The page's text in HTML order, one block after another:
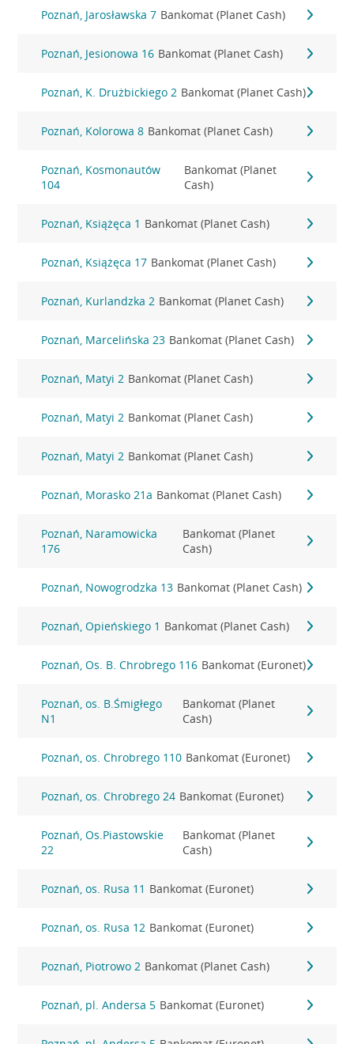
Poznań, Jarosławska 7 Bankomat (Planet Cash)
Poznań, Jesionowa 16 Bankomat (Planet Cash)
Poznań, K. Drużbickiego 2 Bankomat (Planet Cash)
Poznań, Kolorowa 8 Bankomat (Planet Cash)
Poznań, Kosmonautów
104
Bankomat (Planet
Cash)
Poznań, Książęca 1 Bankomat (Planet Cash)
Poznań, Książęca 17 Bankomat (Planet Cash)
Poznań, Kurlandzka 2 Bankomat (Planet Cash)
Poznań, Marcelińska 23 Bankomat (Planet Cash)
Poznań, Matyi 2 Bankomat (Planet Cash)
Poznań, Matyi 2 Bankomat (Planet Cash)
Poznań, Matyi 2 Bankomat (Planet Cash)
Poznań, Morasko 21a Bankomat (Planet Cash)
Poznań, Naramowicka
176
Bankomat (Planet
Cash)
Poznań, Nowogrodzka 13 Bankomat (Planet Cash)
Poznań, Opieńskiego 1 Bankomat (Planet Cash)
Poznań, Os. B. Chrobrego 116 Bankomat (Euronet)
Poznań, os. B.Śmigłego
N1
Bankomat (Planet
Cash)
Poznań, os. Chrobrego 110 Bankomat (Euronet)
Poznań, os. Chrobrego 24 Bankomat (Euronet)
Poznań, Os.Piastowskie
22
Bankomat (Planet
Cash)
Poznań, os. Rusa 11 Bankomat (Euronet)
Poznań, os. Rusa 12 Bankomat (Euronet)
Poznań, Piotrowo 2 Bankomat (Planet Cash)
Poznań, pl. Andersa 5 Bankomat (Euronet)